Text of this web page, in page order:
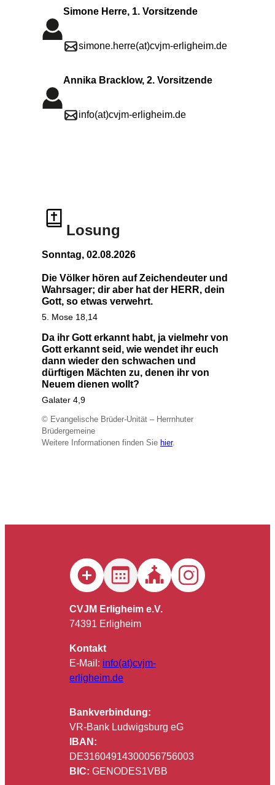
Simone Herre, 1. Vorsitzende
simone.herre(at)cvjm-erligheim.de
Annika Bracklow, 2. Vorsitzende
info(at)cvjm-erligheim.de
Losung
Sonntag, 02.08.2026
Die Völker hören auf Zeichendeuter und
Wahrsager; dir aber hat der HERR, dein
Gott, so etwas verwehrt.
5. Mose 18,14
Da ihr Gott erkannt habt, ja vielmehr von
Gott erkannt seid, wie wendet ihr euch
dann wieder den schwachen und
dürftigen Mächten zu, denen ihr von
Neuem dienen wollt?
Galater 4,9
© Evangelische Brüder-Unität – Herrnhuter
Brüdergemeine
Weitere Informationen finden Sie hier.
CVJM Erligheim e.V.
74391 Erligheim
Kontakt
E-Mail: info(at)cvjm-
erligheim.de
Bankverbindung:
VR-Bank Ludwigsburg eG
IBAN:
DE31604914300056756003
BIC: GENODES1VBB